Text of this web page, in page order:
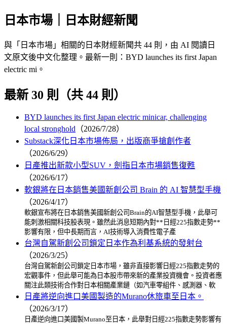
日本市場｜日本財經新聞
與「日本市場」相關的日本財經新聞共 44 則，由 AI 閱讀日
文原文後中文化整理。最新一則：BYD launches its first Japan
electric mi。
最新 30 則（共 44 則）
BYD launches its first Japan electric minicar, challenging
local stronghold （2026/7/28）
Substack深化日本市場佈局，出版商爭搶創作者
（2026/6/29）
日產推出新款小型SUV，劍指日本市場銷售復甦
（2026/6/17）
軟銀將在日本銷售美國新創公司 Brain 的 AI 智慧型手機
（2026/4/17）
軟銀宣布將在日本銷售美國新創公司Brain的AI智慧型手機，此舉可
能刺激相關科技股表現。雖然此消息短期內對**日經225指數走勢**
影響有限，但中長期而言，AI技術導入消費性電子產
台灣自駕新創公司鎖定日本作為利基系統的發射台
（2026/3/25）
台灣自駕新創公司鎖定日本市場，雖非直接影響日經225指數走勢的
宏觀事件，但此舉可能為日本股市帶來新的產業投資機會。投資者應
關注此類技術合作對日本相關產業鏈（如汽車零組件、感測器、軟
日產將逆向進口美國製造的Murano休旅車至日本。
（2026/3/17）
日產逆向進口美國製Murano至日本，此舉對日經225指數走勢影響有